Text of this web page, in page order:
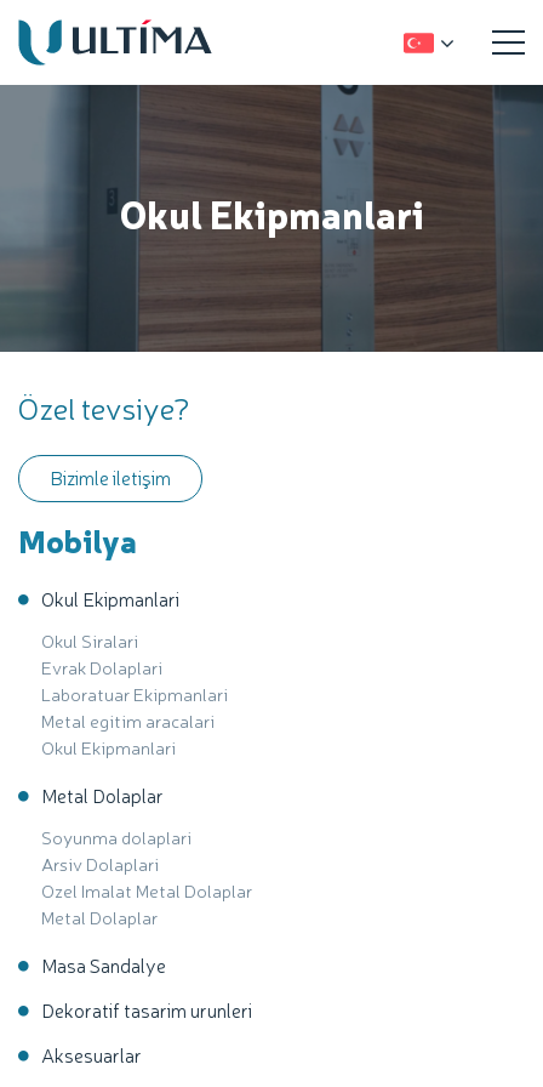
Okul Ekipmanlari
Mobilya
Okul Ekipmanlari
Okul Siralari
Evrak Dolaplari
Laboratuar Ekipmanlari
Metal egitim aracalari
Okul Ekipmanlari
Metal Dolaplar
Soyunma dolaplari
Arsiv Dolaplari
Ozel Imalat Metal Dolaplar
Metal Dolaplar
Masa Sandalye
Dekoratif tasarim urunleri
Aksesuarlar
Özel tevsiye?
Bizimle iletişim